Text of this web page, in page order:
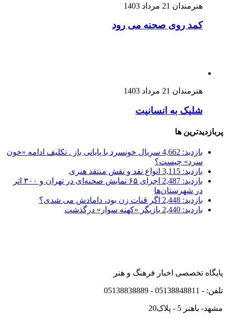
هنرمندان 21 مرداد 1403
کمد روی صحنه می رود
هنرمندان 21 مرداد 1403
شلیک به انسانیت
پربازدیدترین ها
بازدید: 4,662
سریال خونسرد با پایانی باز . تکلیف ادامه «خون
سرد» چیست؟
بازدید: 3,115
انواع نقد و نقش منتقد هنری
بازدید: 2,487
اجرای ۶۵ نمایش صحنه‌ای در تهران و ۳۰۰ اثر
در شهرستان‌ها
بازدید: 2,448
اگر قنات زن بود، دامادش می شدی؟
بازدید: 2,440
بازیگر «کهنه سوار» درگذشت
پایگاه تخصصی اخبار فرهنگ و هنر
تلفن: - 05138848811 - 05138838889
مشهد- باهنر 5 - پلاک20